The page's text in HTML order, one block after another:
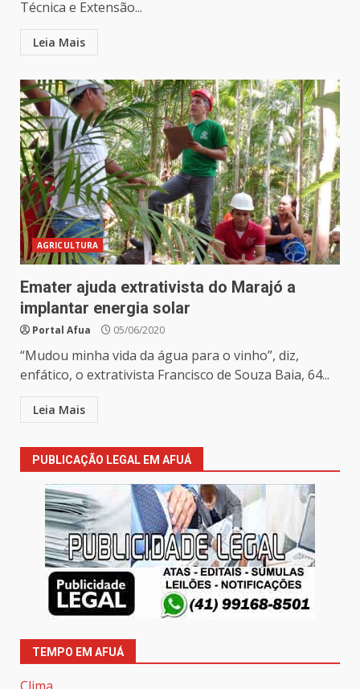
Técnica e Extensão...
Leia Mais
AGRICULTURA
Emater ajuda extrativista do Marajó a
implantar energia solar
Portal Afua 05/06/2020
“Mudou minha vida da água para o vinho”, diz,
enfático, o extrativista Francisco de Souza Baia, 64...
Leia Mais
PUBLICAÇÃO LEGAL EM AFUÁ
TEMPO EM AFUÁ